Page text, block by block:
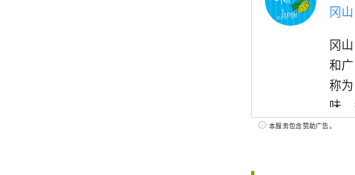
冈
冈
和广
称
味，
世
本服务包含赞助广告。